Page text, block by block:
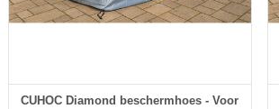
CUHOC Diamond beschermhoes - Voor